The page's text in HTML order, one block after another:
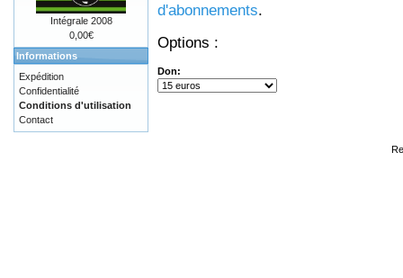
d'abonnements.
Options :
Don:
Intégrale 2008
0,00€
Informations
Expédition
Confidentialité
Conditions d'utilisation
Contact